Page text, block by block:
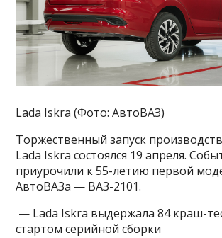
Lada Iskra (Фото: АвтоВАЗ)
Торжественный запуск
Lada Iskra состоялся 19 апреля.
приурочили к 55-летию первой
АвтоВАЗа — ВАЗ-2101.
— Lada Iskra выдержала 84 краш-
стартом серийной сборки